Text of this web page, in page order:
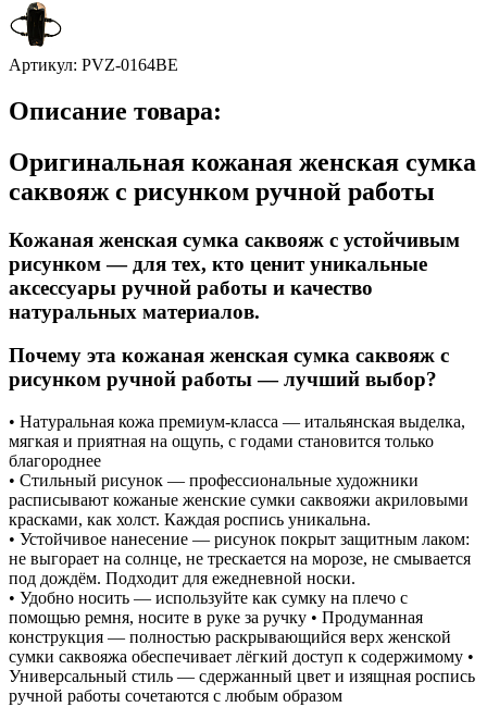
Артикул: PVZ-0164BE
Описание товара:
Оригинальная кожаная женская сумка
саквояж с рисунком ручной работы
Кожаная женская сумка саквояж с устойчивым
рисунком — для тех, кто ценит уникальные
аксессуары ручной работы и качество
натуральных материалов.
Почему эта кожаная женская сумка саквояж с
рисунком ручной работы — лучший выбор?
• Натуральная кожа премиум-класса — итальянская выделка,
мягкая и приятная на ощупь, с годами становится только
благороднее
• Стильный рисунок — профессиональные художники
расписывают кожаные женские сумки саквояжи акриловыми
красками, как холст. Каждая роспись уникальна.
• Устойчивое нанесение — рисунок покрыт защитным лаком:
не выгорает на солнце, не трескается на морозе, не смывается
под дождём. Подходит для ежедневной носки.
• Удобно носить — используйте как сумку на плечо с
помощью ремня, носите в руке за ручку • Продуманная
конструкция — полностью раскрывающийся верх женской
сумки саквояжа обеспечивает лёгкий доступ к содержимому •
Универсальный стиль — сдержанный цвет и изящная роспись
ручной работы сочетаются с любым образом